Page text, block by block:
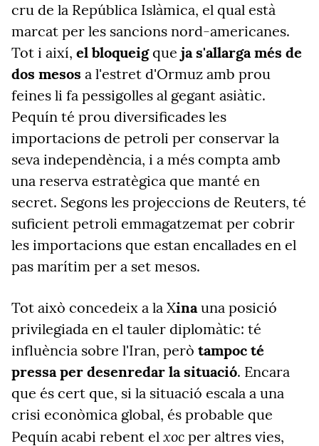
cru de la República Islàmica, el qual està
marcat per les sancions nord-americanes.
Tot i així, el bloqueigque ja s'allarga més de
dos mesos a l'estret d'Ormuz amb prou
feines li fa pessigolles al gegant asiàtic.
Pequín té prou diversificades les
importacions de petroli per conservar la
seva independència, i a més compta amb
una reserva estratègica que manté en
secret. Segons les projeccions de Reuters, té
suficient petroli emmagatzemat per cobrir
les importacions que estan encallades en el
pas marítim per a set mesos.
Tot això concedeix a la Xinauna posició
privilegiada en el tauler diplomàtic: té
influència sobre l'Iran, però tampoc té
pressa per desenredar la situació. Encara
que és cert que, si la situació escala a una
crisi econòmica global, és probable que
Pequín acabi rebent el xoc per altres vies,